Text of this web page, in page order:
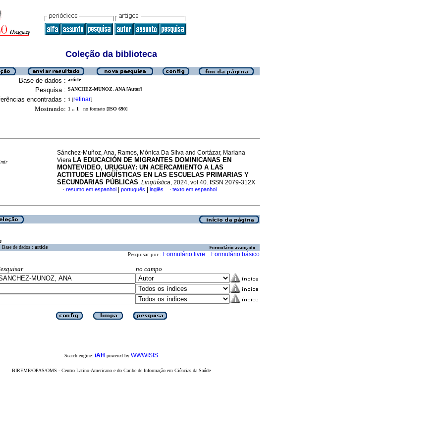
Coleção da biblioteca
Base de dados : article
Pesquisa : SANCHEZ-MUNOZ, ANA [Autor]
encontradas : 1 [refinar]
Mostrando: 1 .. 1 no formato [ISO 690]
Sánchez-Muñoz, Ana, Ramos, Mónica Da Silva and Cortázar, Mariana
Viera LA EDUCACIÓN DE MIGRANTES DOMINICANAS EN
MONTEVIDEO, URUGUAY: UN ACERCAMIENTO A LAS
ACTITUDES LINGÜÍSTICAS EN LAS ESCUELAS PRIMARIAS Y
SECUNDARIAS PÚBLICAS. Lingüística, 2024, vol.40. ISSN 2079-312X
· resumo em espanhol português inglês · texto em espanhol
Base de dados : article Formulário avançado
Pesquisar por : Formulário livre Formulário básico
no campo
Search engine: iAH powered by WWWISIS
BIREME/OPAS/OMS - Centro Latino-Americano e do Caribe de Informação em Ciências da Saúde